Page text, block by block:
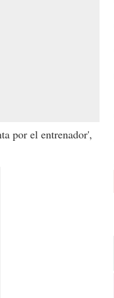
por el entrenador',